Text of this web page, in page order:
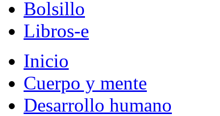
Bolsillo
Libros-e
Inicio
Cuerpo y mente
Desarrollo humano